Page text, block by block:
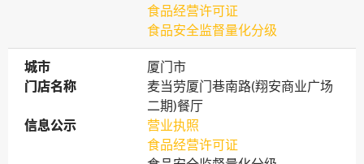
食品经营许可证
食品安全监督量化分级
城市
城市
厦门市
门店名称
门店名称
麦当劳厦门巷南路(翔安商业广场
二期)餐厅
信息公示
信息公示
营业执照
食品经营许可证